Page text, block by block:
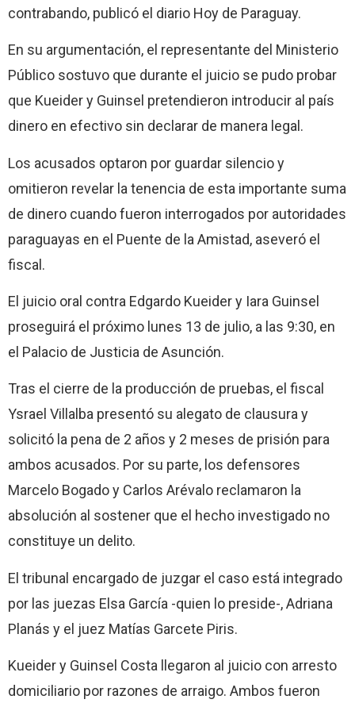
contrabando, publicó el diario Hoy de Paraguay.
En su argumentación, el representante del Ministerio
Público sostuvo que durante el juicio se pudo probar
que Kueider y Guinsel pretendieron introducir al país
dinero en efectivo sin declarar de manera legal.
Los acusados optaron por guardar silencio y
omitieron revelar la tenencia de esta importante suma
de dinero cuando fueron interrogados por autoridades
paraguayas en el Puente de la Amistad, aseveró el
fiscal.
El juicio oral contra Edgardo Kueider y Iara Guinsel
proseguirá el próximo lunes 13 de julio, a las 9:30, en
el Palacio de Justicia de Asunción.
Tras el cierre de la producción de pruebas, el fiscal
Ysrael Villalba presentó su alegato de clausura y
solicitó la pena de 2 años y 2 meses de prisión para
ambos acusados. Por su parte, los defensores
Marcelo Bogado y Carlos Arévalo reclamaron la
absolución al sostener que el hecho investigado no
constituye un delito.
El tribunal encargado de juzgar el caso está integrado
por las juezas Elsa García -quien lo preside-, Adriana
Planás y el juez Matías Garcete Piris.
Kueider y Guinsel Costa llegaron al juicio con arresto
domiciliario por razones de arraigo. Ambos fueron